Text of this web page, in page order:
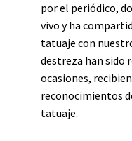
por el periódico,
vivo y ha
tatuaje con
destreza han sido
ocasiones,
reconocimientos
tatuaje.